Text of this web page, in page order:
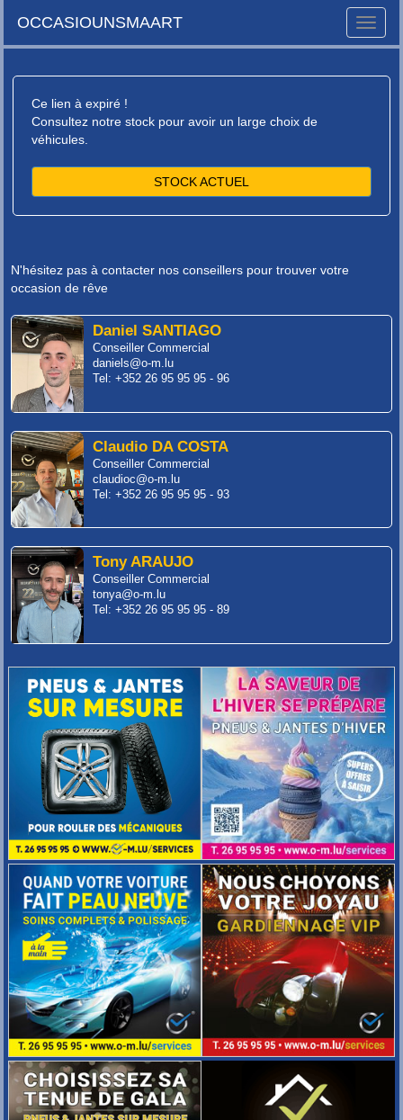
Toggle
OCCASIOUNSMAART
Ce lien à expiré !
Consultez notre stock pour avoir un large choix de
véhicules.
STOCK ACTUEL
N'hésitez pas à contacter nos conseillers pour trouver votre
occasion de rêve
Daniel SANTIAGO
Conseiller Commercial
daniels@o-m.lu
Tel: +352 26 95 95 95 - 96
Claudio DA COSTA
Conseiller Commercial
claudioc@o-m.lu
Tel: +352 26 95 95 95 - 93
Tony ARAUJO
Conseiller Commercial
tonya@o-m.lu
Tel: +352 26 95 95 95 - 89